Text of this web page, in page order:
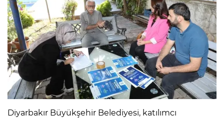
Diyarbakır Büyükşehir Belediyesi, katılımcı